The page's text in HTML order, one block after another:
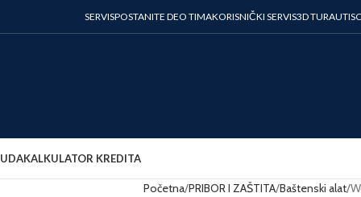
SERVISPOSTANITE DEO TIMAKORISNIČKI SERVIS3D TURA
KALKULATOR KREDITA
Početna PRIBOR I ZAŠTITA Baštenski alat